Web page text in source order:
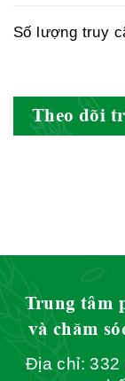
Số lượng truy
Theo dõi
Trung tâm
và chăm
Địa chỉ: 332